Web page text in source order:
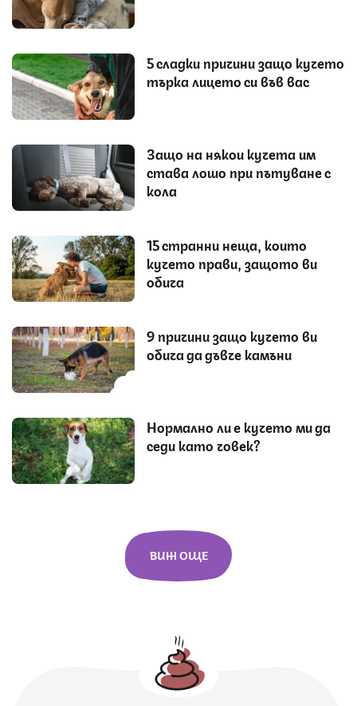
5 сладки причини защо кучето
търка лицето си във вас
Защо на някои кучета им
става лошо при пътуване с
кола
15 странни неща, които
кучето прави, защото ви
обича
9 причини защо кучето ви
обича да дъвче камъни
Нормално ли е кучето ми да
седи като човек?
ВИЖ ОЩЕ